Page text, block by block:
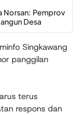
Norsan: Pemprov
Desa
Singkawang
panggilan
terus
respons dan